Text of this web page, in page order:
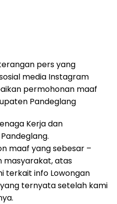
pers yang
media Instagram
permohonan maaf
Pandeglang
Kerja dan
maaf yang sebesar –
masyarakat, atas
terkait info Lowongan
yang ternyata setelah kami